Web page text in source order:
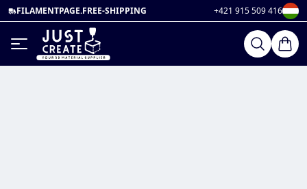
FILAMENTPAGE.FREE-SHIPPING +421 915 509 416